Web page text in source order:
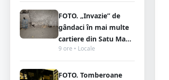
FOTO. „Invazie” de
gândaci în mai multe
cartiere din Satu Ma...
9 ore • Locale
FOTO. Tomberoane